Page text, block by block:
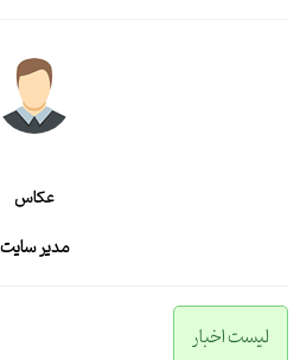
عکاس
مدیر سایت
لیست اخبار